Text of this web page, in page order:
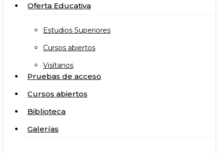
Oferta Educativa
Estudios Superiores
Cursos abiertos
Visítanos
Pruebas de acceso
Cursos abiertos
Biblioteca
Galerías